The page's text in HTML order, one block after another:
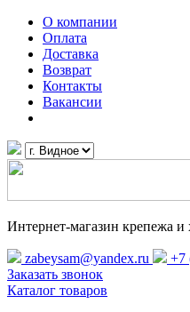
О компании
Оплата
Доставка
Возврат
Контакты
Вакансии
Интернет-магазин крепежа и
zabeysam@yandex.ru
+7
Заказать звонок
Каталог товаров